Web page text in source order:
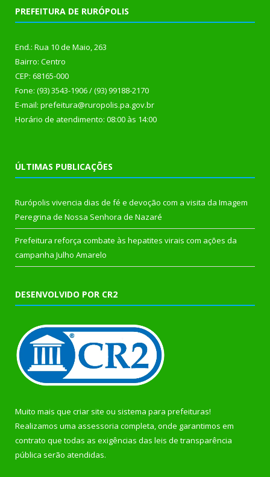
PREFEITURA DE RURÓPOLIS
End.: Rua 10 de Maio, 263
Bairro: Centro
CEP: 68165-000
Fone: (93) 3543-1906 / (93) 99188-2170
E-mail: prefeitura@ruropolis.pa.gov.br
Horário de atendimento: 08:00 às 14:00
ÚLTIMAS PUBLICAÇÕES
Rurópolis vivencia dias de fé e devoção com a visita da Imagem
Peregrina de Nossa Senhora de Nazaré
Prefeitura reforça combate às hepatites virais com ações da
campanha Julho Amarelo
DESENVOLVIDO POR CR2
Muito mais que criar site ou sistema para prefeituras!
Realizamos uma assessoria completa, onde garantimos em
contrato que todas as exigências das leis de transparência
pública serão atendidas.